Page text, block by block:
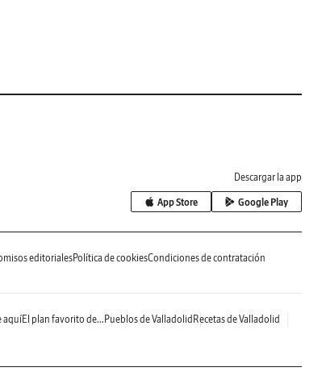
Descargar la app
App Store Google Play
editorialesPolítica de cookiesCondiciones de contratación
aquíEl plan favorito de... Pueblos de Valladolid Recetas de Valladolid